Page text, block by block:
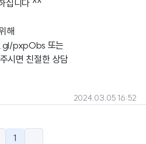
십니다 ^^
해
pxpObs 또는
시면 친절한 상담
2024.03.05 16:52
1